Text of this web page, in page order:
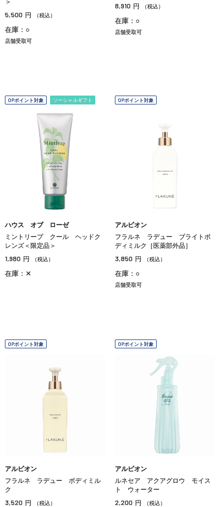
＞
5,500 円 （税込）
在庫：○
店舗受取可
8,910 円 （税込）
在庫：○
店舗受取可
OPポイント対象 ソーシャルギフト
ハウス オブ ローゼ
ミントリープ クール ヘッドク
レンズ＜限定品＞
1,980 円 （税込）
在庫：✕
OPポイント対象
アルビオン
フラルネ ラデュー ブライトボ
ディミルク［医薬部外品］
3,850 円 （税込）
在庫：○
店舗受取可
OPポイント対象
アルビオン
フラルネ ラデュー ボディミル
ク
3,520 円 （税込）
OPポイント対象
アルビオン
ルネセア アクアグロウ モイス
ト ウォーター
2,200 円 （税込）